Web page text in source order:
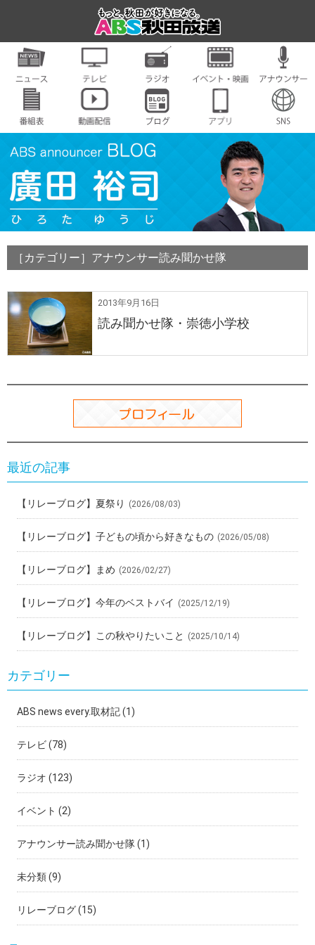
［カテゴリー］アナウンサー読み聞かせ隊
2013年9月16日
読み聞かせ隊・崇徳小学校
最近の記事
【リレーブログ】夏祭り (2026/08/03)
【リレーブログ】子どもの頃から好きなもの (2026/05/08)
【リレーブログ】まめ (2026/02/27)
【リレーブログ】今年のベストバイ (2025/12/19)
【リレーブログ】この秋やりたいこと (2025/10/14)
カテゴリー
ABS news every.取材記(1)
テレビ(78)
ラジオ (123)
イベント (2)
アナウンサー読み聞かせ隊(1)
未分類(9)
リレーブログ(15)